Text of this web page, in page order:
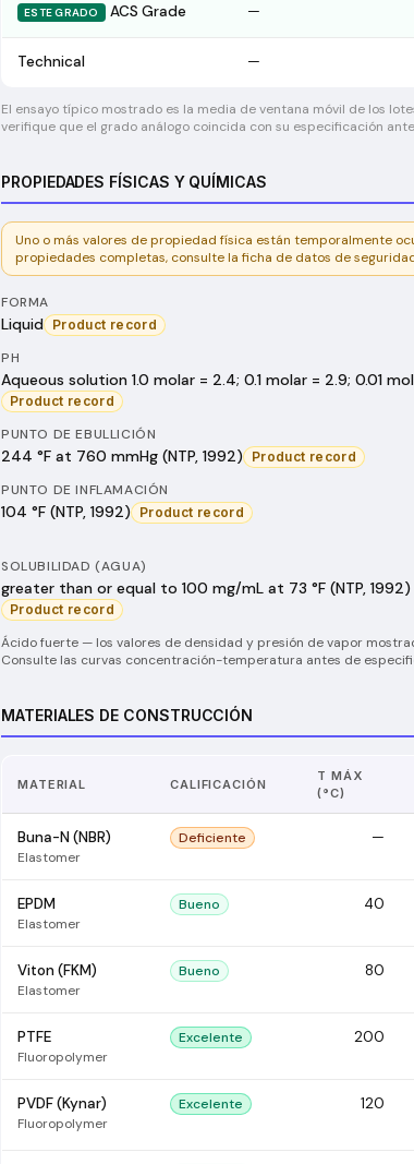
ESTE GRADO ACS Grade —
Technical —
El ensayo típico mostrado es la media de ventana móvil de los
verifique que el grado análogo coincida con su especificación
PROPIEDADES FÍSICAS Y QUÍMICAS
Uno o más valores de propiedad física están temporalmente
propiedades completas, consulte la ficha de datos de
FORMA
Liquid Product record
PH
Aqueous solution 1.0 molar = 2.4; 0.1 molar = 2.9; 0.01
Product record
PUNTO DE EBULLICIÓN
244 °F at 760 mmHg (NTP, 1992) Product record
PUNTO DE INFLAMACIÓN
104 °F (NTP, 1992) Product record
SOLUBILIDAD (AGUA)
greater than or equal to 100 mg/mL at 73 °F (NTP, 1992)
Product record
Ácido fuerte — los valores de densidad y presión de vapor
Consulte las curvas concentración-temperatura antes de
MATERIALES DE CONSTRUCCIÓN
MATERIAL CALIFICACIÓN
T MÁX
(°C)
Buna-N (NBR)
Elastomer
Deficiente —
EPDM
Elastomer
Bueno 40
Viton (FKM)
Elastomer
Bueno 80
PTFE
Fluoropolymer
Excelente 200
PVDF (Kynar)
Fluoropolymer
Excelente 120